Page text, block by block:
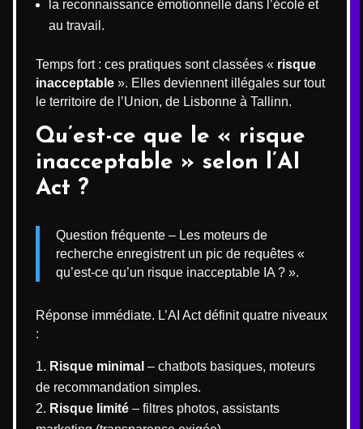
la reconnaissance émotionnelle dans l’école et
au travail.
Temps fort : ces pratiques sont classées « risque
inacceptable ». Elles deviennent illégales sur tout
le territoire de l’Union, de Lisbonne à Tallinn.
Qu’est-ce que le « risque
inacceptable » selon l’AI
Act ?
Question fréquente – Les moteurs de
recherche enregistrent un pic de requêtes «
qu’est-ce qu’un risque inacceptable IA ? ».
Réponse immédiate. L’AI Act définit quatre niveaux
:
Risque minimal – chatbots basiques, moteurs
de recommandation simples.
Risque limité – filtres photos, assistants